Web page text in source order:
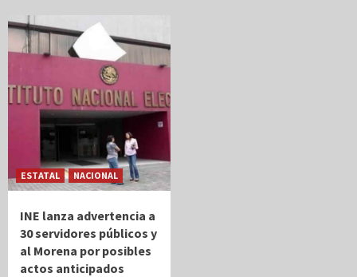
ESTATAL NACIONAL
INE lanza advertencia a
30 servidores públicos y
al Morena por posibles
actos anticipados